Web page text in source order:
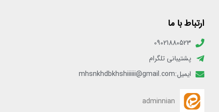
ارتباط با ما
09021880523
پشتیبانی تلگرام
ایمیل:mhsnkhdbkhshiiiiii@gmail.com
adminnian